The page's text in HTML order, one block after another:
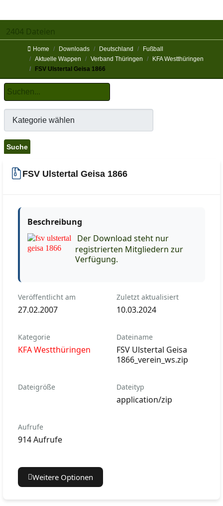
2404 Dateien
Home Downloads Deutschland
Fußball
Aktuelle Wappen
Verband Thüringen
KFA Westthüringen
FSV Ulstertal Geisa 1866
FSV Ulstertal Geisa 1866
Beschreibung
Der Download steht nur
registrierten Mitgliedern zur
Verfügung.
Veröffentlicht am
27.02.2007
Zuletzt aktualisiert
10.03.2024
Kategorie
KFA Westthüringen
Dateiname
FSV Ulstertal Geisa
1866_verein_ws.zip
Dateigröße Dateityp
application/zip
Aufrufe
914 Aufrufe
Weitere Optionen